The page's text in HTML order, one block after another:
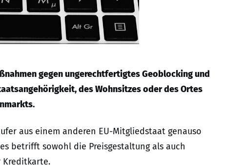
gegen ungerechtfertigtes Geoblocking und
des Wohnsitzes oder des Ortes
aus einem anderen EU-Mitgliedstaat genauso
betrifft sowohl die Preisgestaltung als auch
Kreditkarte.